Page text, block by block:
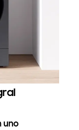
uno